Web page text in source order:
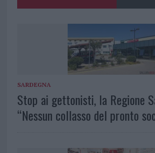
SARDEGNA
Stop ai gettonisti, la Regione
“Nessun collasso del pronto